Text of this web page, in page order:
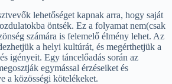
lehetőséget kapnak arra, hogy saját
öntsék. Ez a folyamat nem(csak
számára is felemelő élmény lehet. Az
a helyi kultúrát, és megérthetjük a
igényeit. Egy táncelőadás során az
egymással érzéseiket és
a közösségi kötelékeket.